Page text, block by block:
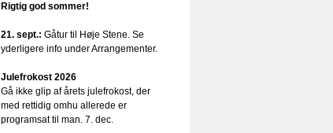
Rigtig god sommer!
21. sept.: Gåtur til Høje Stene. Se
yderligere info under Arrangementer.
Julefrokost 2026
Gå ikke glip af årets julefrokost, der
med rettidig omhu allerede er
programsat til man. 7. dec.